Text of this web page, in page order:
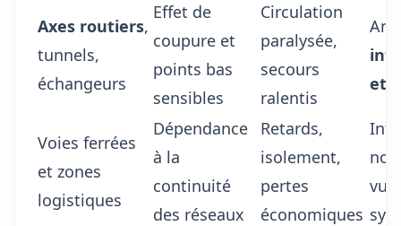
Axes routiers,
tunnels,
échangeurs
Effet de
coupure et
points bas
sensibles
Circulation
paralysée,
secours
ralentis
et
Voies ferrées
et zones
logistiques
Dépendance
à la
continuité
des réseaux
Retards,
isolement,
pertes
économiques